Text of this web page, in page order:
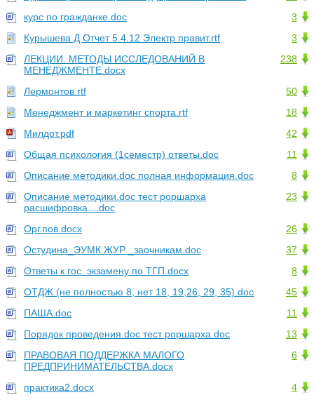
3
курс по гражданке.doc
3
Курышева Д Отчет 5.4.12 Электр правит.rtf
238
ЛЕКЦИИ. МЕТОДЫ ИССЛЕДОВАНИЙ В
МЕНЕДЖМЕНТЕ.docx
50
Лермонтов.rtf
18
Менеджмент и маркетинг спорта.rtf
42
Милдот.pdf
11
Общая психология (1семестр) ответы.doc
8
Описание методики.doc полная информация.doc
23
Описание методики.doc тест роршарха
расшифровка....doc
26
Орг.пов.docx
37
Остудина_ЭУМК ЖУР _заочникам.doc
8
Ответы к гос. экзамену по ТГП.docx
45
ОТДЖ (не полностью 8, нет 18, 19,26, 29, 35).doc
11
ПАША.doc
13
Порядок проведения.doc тест роршарха.doc
6
ПРАВОВАЯ ПОДДЕРЖКА МАЛОГО
ПРЕДПРИНИМАТЕЛЬСТВА.docx
4
практика2.docx